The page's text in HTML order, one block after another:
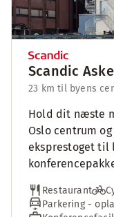
Scandic
23 km til byens
Hold dit næste
Oslo centrum
eksprestoget til
Restaurant
Parkering -